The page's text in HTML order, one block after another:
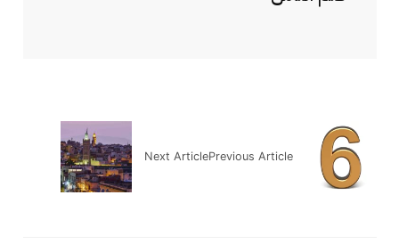
Previous Article
Next Article